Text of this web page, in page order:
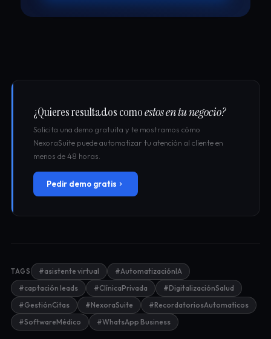
¿Quieres resultados comoestos en tu negocio?
Solicita una demo gratuita y te mostramos cómo
NexoraSuite puede automatizar tu atención al cliente en
menos de 48 horas.
Pedir demo gratis
TAGS #asistente virtual
#AutomatizaciónIA
#captación leads
#ClínicaPrivada
#DigitalizaciónSalud
#GestiónCitas
#NexoraSuite
#RecordatoriosAutomaticos
#SoftwareMédico
#WhatsApp Business